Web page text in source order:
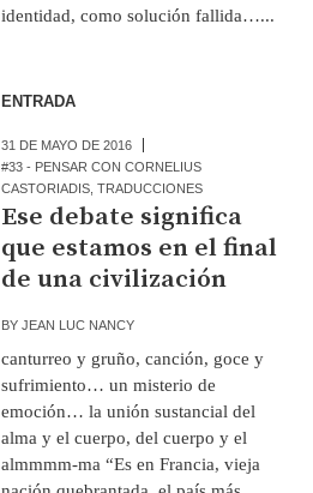
identidad, como solución fallida…...
ENTRADA
31 DE MAYO DE 2016
#33 - PENSAR CON CORNELIUS
CASTORIADIS ,TRADUCCIONES
Ese debate significa
que estamos en el final
de una civilización
BYJEAN LUC NANCY
canturreo y gruño, canción, goce y
sufrimiento… un misterio de
emoción… la unión sustancial del
alma y el cuerpo, del cuerpo y el
almmmm-ma “Es en Francia, vieja